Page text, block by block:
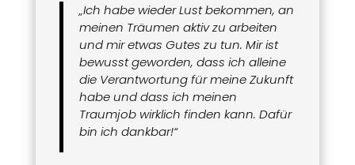
„Ich habe wieder Lust bekommen, an
meinen Träumen aktiv zu arbeiten
und mir etwas Gutes zu tun. Mir ist
bewusst geworden, dass ich alleine
die Verantwortung für meine Zukunft
habe und dass ich meinen
Traumjob wirklich finden kann. Dafür
bin ich dankbar!“